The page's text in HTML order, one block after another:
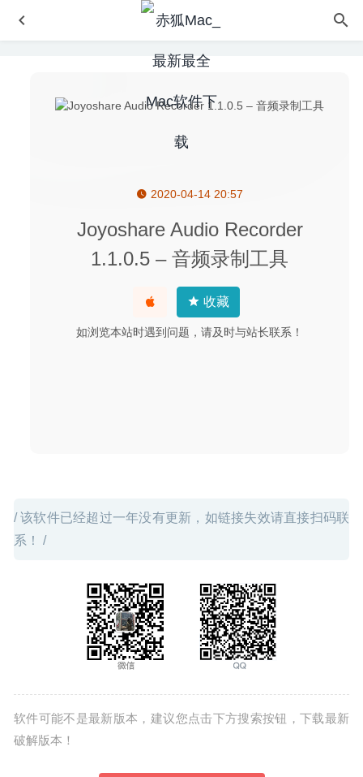
2020-04-14 20:57
Joyoshare Audio Recorder
1.1.0.5 – 音频录制工具
收藏
如浏览本站时遇到问题，请及时与站长联系！
/ 该软件已经超过一年没有更新，如链接失效请直接扫码联
系！ /
软件可能不是最新版本，建议您点击下方搜索按钮，下载最新
破解版本！
Default Folder X 5.4.6 – 实用的菜单栏增强工具
Cookie 6.0.13 – 网站Cookies隐私保护工具
TechTool Pro 13.0.1 中文版-Mac系统测试及维护工具
Athentech Perfectly Clear Complete 3.10.0.1772 for Mac-
图像磨皮调色美化工具 2020-03-23